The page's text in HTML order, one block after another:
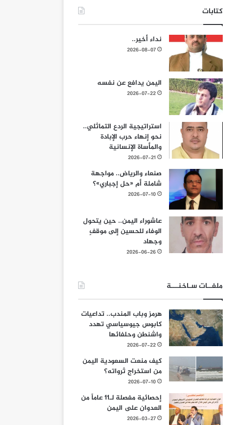
كتابات
نداء أخير..
2026-08-07
اليمن يدافع عن نفسه
2026-07-22
استراتيجية الردع التماثلي..
نحو إنهاء حرب الإبادة
والمأساة الإنسانية
2026-07-21
صنعاء والرياض.. مواجهة
شاملة أم «حل إجباري»؟
2026-07-10
عاشوراء اليمن.. حين يتحول
الوفاء للحسين إلى موقفٍ
وجهاد
2026-06-26
ملفــات سـاخنـــة
هرمز وباب المندب.. تداعيات
كابوس جيوسياسي تهدد
واشنطن وحلفائها
2026-07-22
كيف منعت السعودية اليمن
من استخراج ثرواته؟
2026-07-10
إحصائية مفصلة لـ11 عاماً من
العدوان على اليمن
2026-03-27